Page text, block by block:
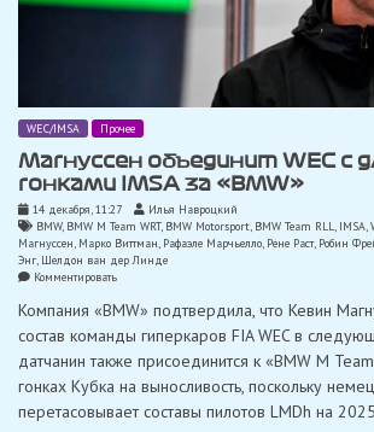
WEC/IMSA Прочее
Магнуссен объединит WEC с
гонками IMSA за «BMW»
14 декабря, 11:27
Илья Навроцкий
BMW, BMW M Team WRT, BMW Motorsport, BMW Team RLL, IMSA,
Магнуссен, Марко Виттман, Рафаэле Марчьелло, Рене Раст, Робин
Энг, Шелдон ван дер Линде
Комментироватьon
объединит
с
длинными
IMSA
за
Компания «BMW» подтвердила, что Кевин
состав команды гиперкаров FIA WEC в
датчанин также присоединится к «BMW M
гонках Кубка на выносливость, поскольку
перетасовывает составы пилотов LMDh на